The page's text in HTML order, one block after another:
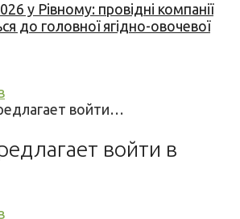
у Рівному: провідні компанії
до головної ягідно-овочевої
войти…
войти в